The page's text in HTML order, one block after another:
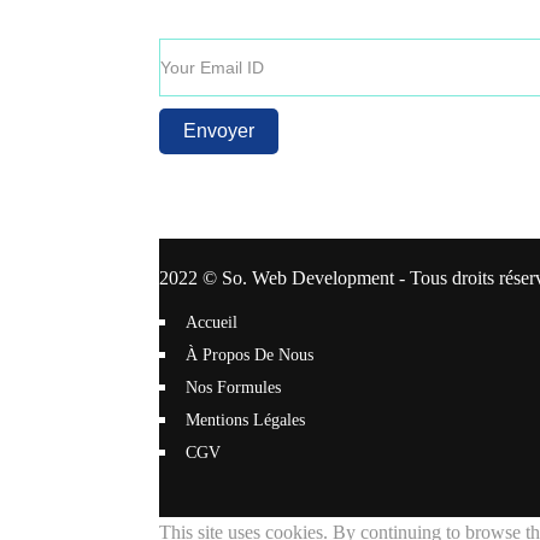
2022 © So. Web Development - Tous droits
Accueil
À Propos De Nous
Nos Formules
Mentions Légales
CGV
This site uses cookies. By continuing to browse